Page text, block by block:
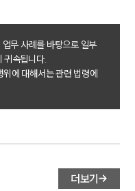
동향
보
후기
무
무 사례를 바탕으로 일부
귀속됩니다.
에 대해서는 관련 법령에
더보기